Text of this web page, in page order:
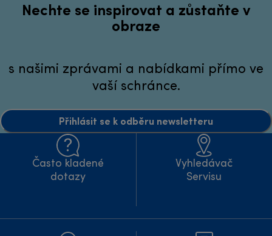
Nechte se inspirovat a zůstaňte v
obraze
s našimi zprávami a nabídkami přímo ve
vaší schránce.
Přihlásit se k odběru newsletteru
Často kladené
dotazy
Vyhledávač
Servisu